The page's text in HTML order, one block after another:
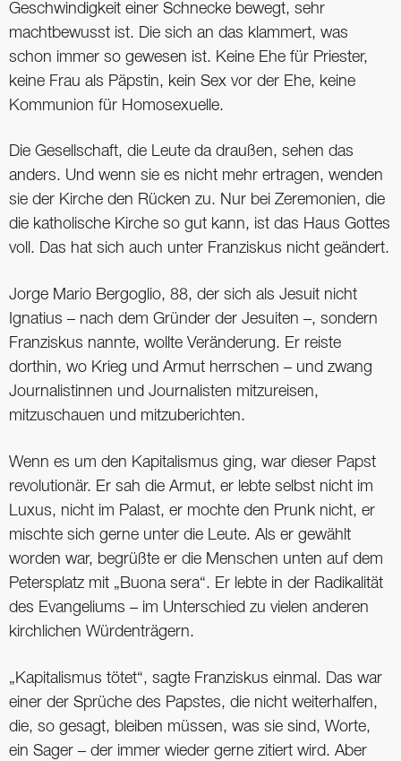
Geschwindigkeit einer Schnecke bewegt, sehr
machtbewusst ist. Die sich an das klammert, was
schon immer so gewesen ist. Keine Ehe für Priester,
keine Frau als Päpstin, kein Sex vor der Ehe, keine
Kommunion für Homosexuelle.
Die Gesellschaft, die Leute da draußen, sehen das
anders. Und wenn sie es nicht mehr ertragen, wenden
sie der Kirche den Rücken zu. Nur bei Zeremonien, die
die katholische Kirche so gut kann, ist das Haus Gottes
voll. Das hat sich auch unter Franziskus nicht geändert.
Jorge Mario Bergoglio, 88, der sich als Jesuit nicht
Ignatius – nach dem Gründer der Jesuiten –, sondern
Franziskus nannte, wollte Veränderung. Er reiste
dorthin, wo Krieg und Armut herrschen – und zwang
Journalistinnen und Journalisten mitzureisen,
mitzuschauen und mitzuberichten.
Wenn es um den Kapitalismus ging, war dieser Papst
revolutionär. Er sah die Armut, er lebte selbst nicht im
Luxus, nicht im Palast, er mochte den Prunk nicht, er
mischte sich gerne unter die Leute. Als er gewählt
worden war, begrüßte er die Menschen unten auf dem
Petersplatz mit „Buona sera“. Er lebte in der Radikalität
des Evangeliums – im Unterschied zu vielen anderen
kirchlichen Würdenträgern.
„Kapitalismus tötet“, sagte Franziskus einmal. Das war
einer der Sprüche des Papstes, die nicht weiterhalfen,
die, so gesagt, bleiben müssen, was sie sind, Worte,
ein Sager – der immer wieder gerne zitiert wird. Aber